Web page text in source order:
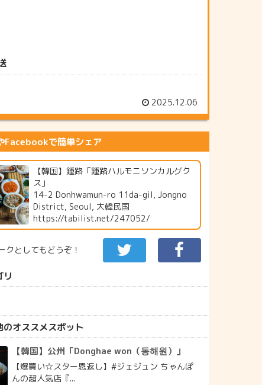
2025.12.06
で簡単シェア
【韓国】鍾路「鍾路ハルモニソンカルグク
ス」
14-2 Donhwamun-ro 11da-gil, Jongno
District, Seoul, 大韓民国
https://tabilist.net/247052/
クとしてもどうぞ！
リ
のオススメスポット
【韓国】公州「Donghae won（동해원）」
【爆買い☆スター恩返し】#ジェジュン ちゃんぽ
んの超人気店『...